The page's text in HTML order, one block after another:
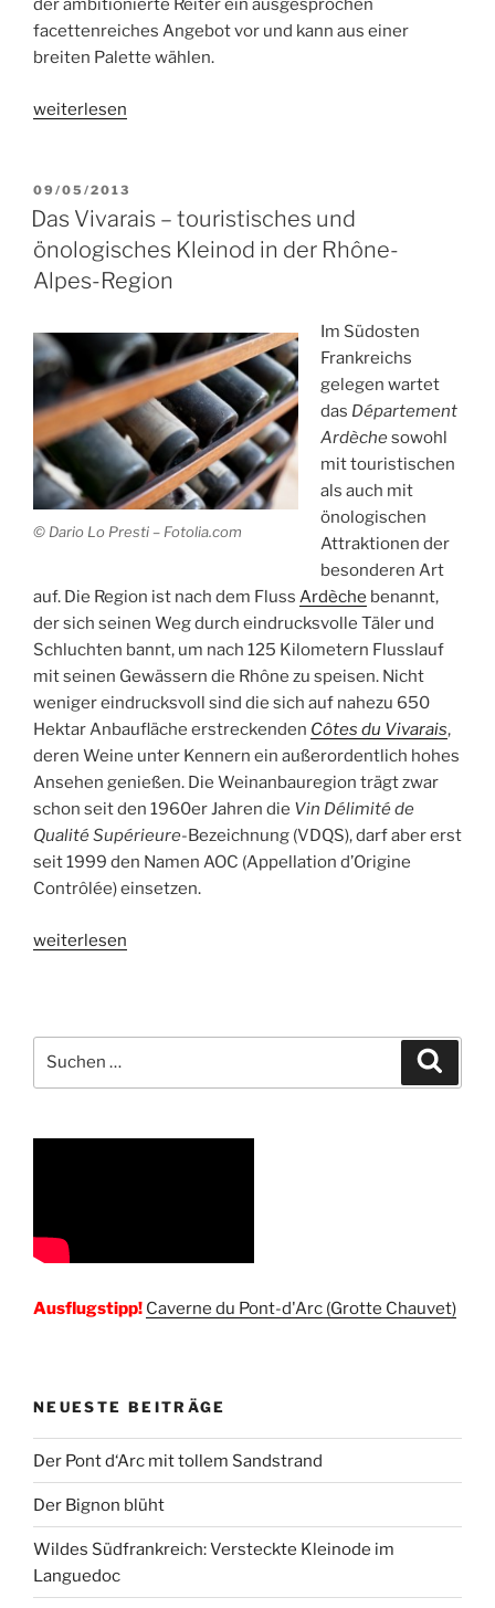
der ambitionierte Reiter ein ausgesprochen
facettenreiches Angebot vor und kann aus einer
breiten Palette wählen.
„Reiterreisen
Provence
und
Camargue“
weiterlesen
VERÖFFENTLICHT
AM
09/05/2013
Das Vivarais – touristisches und
önologisches Kleinod in der Rhône-
Alpes-Region
© Dario Lo Presti – Fotolia.com
Im Südosten
Frankreichs
gelegen wartet
das Département
Ardèchesowohl
mit touristischen
als auch mit
önologischen
Attraktionen der
besonderen Art
auf. Die Region ist nach dem Fluss Ardèche benannt,
der sich seinen Weg durch eindrucksvolle Täler und
Schluchten bannt, um nach 125 Kilometern Flusslauf
mit seinen Gewässern die Rhône zu speisen. Nicht
weniger eindrucksvoll sind die sich auf nahezu 650
Hektar Anbaufläche erstreckenden Côtes du Vivarais,
deren Weine unter Kennern ein außerordentlich hohes
Ansehen genießen. Die Weinanbauregion trägt zwar
schon seit den 1960er Jahren die Vin Délimité de
Qualité Supérieure-Bezeichnung (VDQS), darf aber erst
seit 1999 den Namen AOC (Appellation d’Origine
Contrôlée) einsetzen.
„Das
und
önologisches
weiterlesen
nach:
Ausflugstipp! Caverne du Pont-d'Arc (Grotte Chauvet)
NEUESTE BEITRÄGE
Der Pont d‘Arc mit tollem Sandstrand
Der Bignon blüht
Wildes Südfrankreich: Versteckte Kleinode im
Languedoc